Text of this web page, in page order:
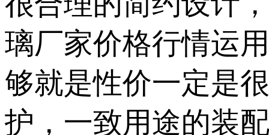
璃厂家价格行情运
够就是性价一定是
护，一致用途的装